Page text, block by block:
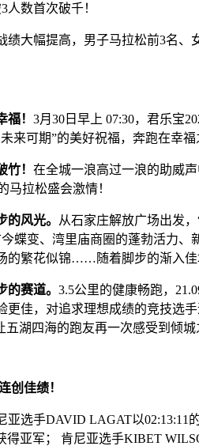
数首次破千！
幅提高，男子马拉松前3名、
！ 3月30日早上 07:30，君乐宝
来可期”的美好祝福，奔跑在幸福
！ 在全城一浪高过一浪的助威
马拉松盛会激情！
的风光。
从石家庄解放广场出发
蝶变、湾里庙商圈的蓬勃活力
的繁花似锦……随着脚步的渐入
赛道。 3.5公里的健康畅跑，
更佳，对追求理想成绩的竞技选
湖四海的跑友再一次感受到倾城
创佳绩！
手DAVID LAGAT以02:13:11
亚军； 肯尼亚选手KIBET